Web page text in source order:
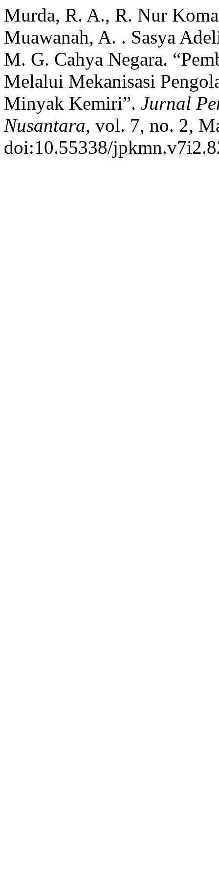
Murda, R. A., R. Nur
Muawanah, A. . Sasya
M. G. Cahya Negara.
Melalui Mekanisasi
Minyak Kemiri”. Jurnal
Nusantara, vol. 7, no. 2,
doi:10.55338/